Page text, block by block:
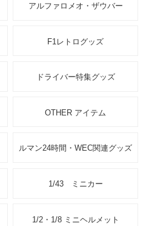
アルファロメオ・ザウバー
F1レトログッズ
ドライバー特集グッズ
OTHER アイテム
ルマン24時間・WEC関連グッズ
1/43 ミニカー
1/2・1/8 ミニヘルメット